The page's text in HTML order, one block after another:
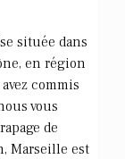
située dans
en région
commis
vous
de
Marseille est